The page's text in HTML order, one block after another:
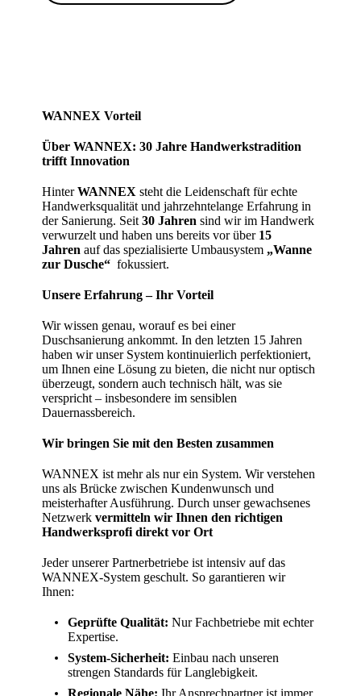
WANNEX Vorteil
Über WANNEX: 30 Jahre Handwerkstradition
trifft Innovation
HinterWANNEXsteht die Leidenschaft für echte
Handwerksqualität und jahrzehntelange Erfahrung in
der Sanierung. Seit30 Jahrensind wir im Handwerk
verwurzelt und haben uns bereits vor über 15
Jahrenauf das spezialisierte Umbausystem „Wanne
zur Dusche“fokussiert.
Unsere Erfahrung – Ihr Vorteil
Wir wissen genau, worauf es bei einer
Duschsanierung ankommt. In den letzten 15 Jahren
haben wir unser System kontinuierlich perfektioniert,
um Ihnen eine Lösung zu bieten, die nicht nur optisch
überzeugt, sondern auch technisch hält, was sie
verspricht – insbesondere im sensiblen
Dauernassbereich.
Wir bringen Sie mit den Besten zusammen
WANNEX ist mehr als nur ein System. Wir verstehen
uns als Brücke zwischen Kundenwunsch und
meisterhafter Ausführung. Durch unser gewachsenes
Netzwerkvermitteln wir Ihnen den richtigen
Handwerksprofi direkt vor Ort
Jeder unserer Partnerbetriebe ist intensiv auf das
WANNEX-System geschult. So garantieren wir
Ihnen:
Geprüfte Qualität: Nur Fachbetriebe mit echter
Expertise.
System-Sicherheit: Einbau nach unseren
strengen Standards für Langlebigkeit.
Regionale Nähe: Ihr Ansprechpartner ist immer